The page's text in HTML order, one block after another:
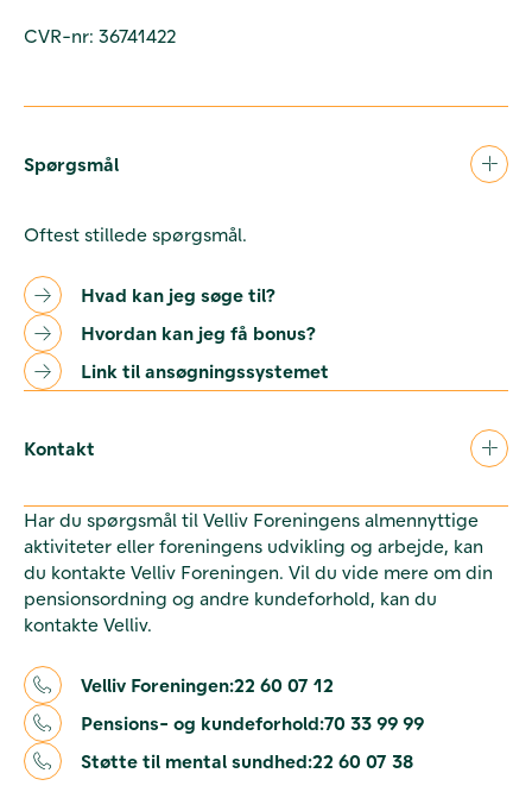
CVR-nr: 36741422
Spørgsmål
Oftest stillede spørgsmål.
Hvad kan jeg søge til?
Hvordan kan jeg få bonus?
Link til ansøgningssystemet
Kontakt
Har du spørgsmål til Velliv Foreningens almennyttige
aktiviteter eller foreningens udvikling og arbejde, kan
du kontakte Velliv Foreningen. Vil du vide mere om din
pensionsordning og andre kundeforhold, kan du
kontakte Velliv.
Velliv Foreningen:22 60 07 12
Pensions- og kundeforhold:70 33 99 99
Støtte til mental sundhed:22 60 07 38